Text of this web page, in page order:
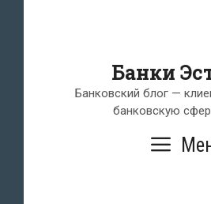
Банки
Банковский блог —
банковскую